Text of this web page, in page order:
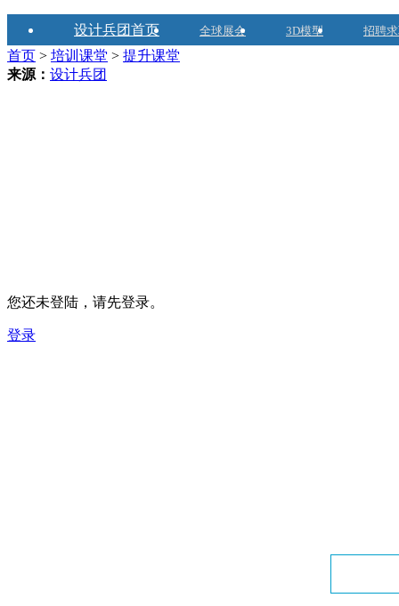
设计兵团首页 全球展会 3D模型 招聘
首页 > 培训课堂 > 提升课堂
来源： 设计兵团
您还未登陆，请先登录。
登录